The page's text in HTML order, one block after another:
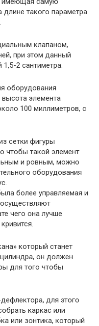
такого параметра
клапаном,
при этом данный
2 сантиметра.
оборудования
элемента
100 миллиметров, с
сетки фигуры
чтобы такой элемент
и ровным, можно
оборудования
более управляемая и
чего она лучше
который станет
он должен
для того чтобы
для этого
каркас или
или зонтика, который